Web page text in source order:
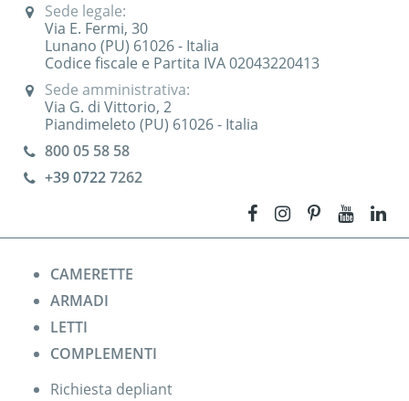
Sede legale:
Via E. Fermi, 30
Lunano (PU) 61026 - Italia
Codice fiscale e Partita IVA 02043220413
Sede amministrativa:
Via G. di Vittorio, 2
Piandimeleto (PU) 61026 - Italia
800 05 58 58
+39 07227262
CAMERETTE
ARMADI
LETTI
COMPLEMENTI
Richiesta depliant